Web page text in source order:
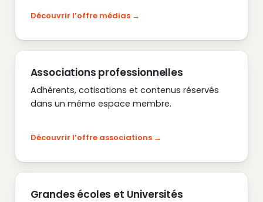
Découvrir l’offre médias
Associations professionnelles
Adhérents, cotisations et contenus réservés
dans un même espace membre.
Découvrir l’offre associations
Grandes écoles et Universités